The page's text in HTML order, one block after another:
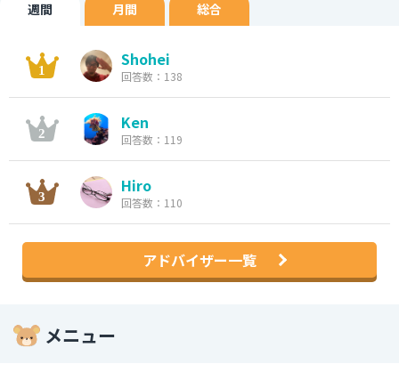
週間 月間 総合
Shohei
回答数：138
Ken
回答数：119
Hiro
回答数：110
アドバイザー一覧
メニュー